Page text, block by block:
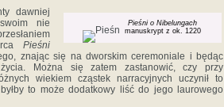
Pieśni o Nibelungach
manuskrypt z ok. 1220
dawniej
nie
Pieśni
znając się na dworskim ceremoniale i będąc
Można się zatem zastanowić, czy przy
wiekiem cząstek narracyjnych uczynił to
to może dodatkowy liść do jego laurowego